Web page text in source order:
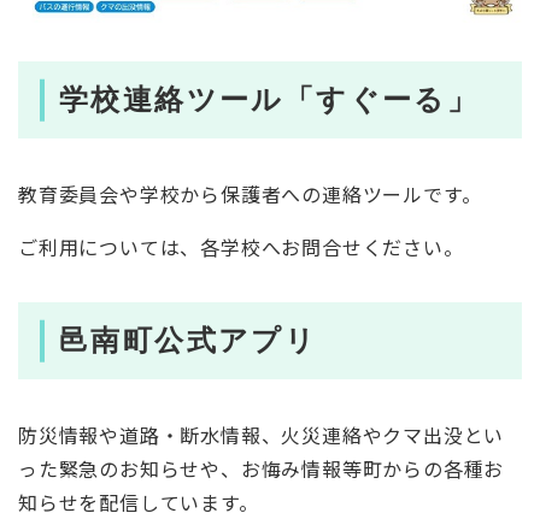
学校連絡ツール「すぐーる」
教育委員会や学校から保護者への連絡ツールです。
ご利用については、各学校へお問合せください。
邑南町公式アプリ
防災情報や道路・断水情報、火災連絡やクマ出没とい
った緊急のお知らせや、お悔み情報等町からの各種お
知らせを配信しています。